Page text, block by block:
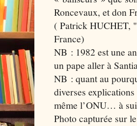
Roncevaux, et don
( Patrick HUCHET,
France)
NB : 1982 est une
un pape aller à
NB : quant au
diverses
même l’ONU… à
Photo capturée sur